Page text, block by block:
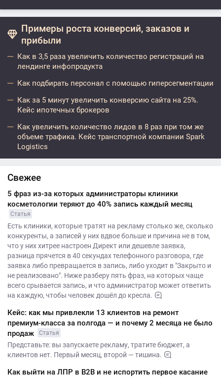
Примеры роста конверсий, заказов и
прибыли
Как в 3,5 раза увеличить количество регистраций на
лендинге инфопродукта
Как подбирать персонал с помощью гиперсегментации
Как за 5 минут увеличить конверсию сайта на 25%.
Кейс ипотечных брокеров
Как увеличить количество лидов в 8 раз при том же
объеме трафика. Кейс транспортной компании Spark
Logistics
Свежее
5 фраз из-за которых администраторы клиники
косметологии теряют до 40% запись каждый месяц
Статья
Есть клиники, которые тратят на рекламу столько же, сколько
конкуренты, а записей у них вдвое больше и причина не в том,
что у них хитрее настроен Директ или дешевле заявка,
разница прячется в 40 секундах телефонного разговора, где
заявка либо превращается в запись, либо уходит в "Закрыто и
не реализовано". Ниже разберу пять фраз, на которых чаще
всего срывается запись, и что администратор может ответить
на каждую, чтобы человек дошёл до кресла.
Кейс: как мы привлекли 13 клиентов на ремонт
премиум-класса за полгода — и почему 2 месяца не было
продаж
Статья
Представьте: вы запускаете рекламу, тратите бюджет, а
клиентов нет. Первый месяц, второй — тишина.
Как выйти на ЛПР в B2B и не испортить первое касание